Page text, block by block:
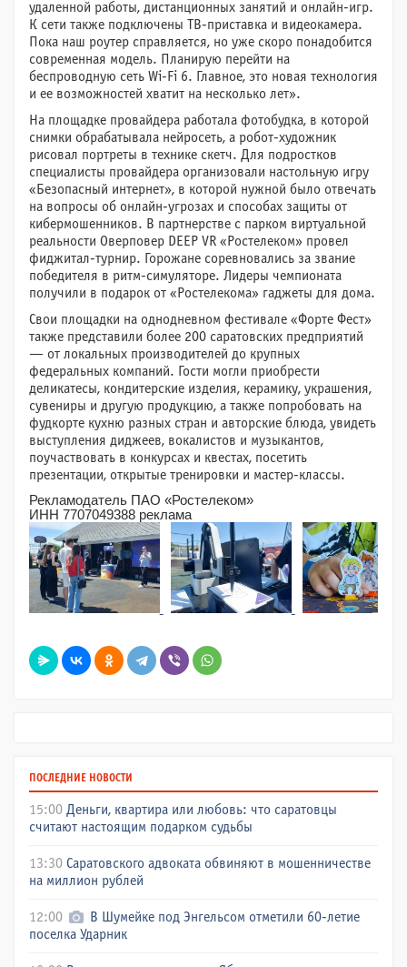
удаленной работы, дистанционных занятий и онлайн-игр.
К сети также подключены ТВ-приставка и видеокамера.
Пока наш роутер справляется, но уже скоро понадобится
современная модель. Планирую перейти на
беспроводную сеть Wi-Fi 6. Главное, это новая технология
и ее возможностей хватит на несколько лет».
На площадке провайдера работала фотобудка, в которой
снимки обрабатывала нейросеть, а робот-художник
рисовал портреты в технике скетч. Для подростков
специалисты провайдера организовали настольную игру
«Безопасный интернет», в которой нужной было отвечать
на вопросы об онлайн-угрозах и способах защиты от
кибермошенников. В партнерстве с парком виртуальной
реальности Оверповер DEEP VR «Ростелеком» провел
фиджитал-турнир. Горожане соревновались за звание
победителя в ритм-симуляторе. Лидеры чемпионата
получили в подарок от «Ростелекома» гаджеты для дома.
Свои площадки на однодневном фестивале «Форте Фест»
также представили более 200 саратовских предприятий
— от локальных производителей до крупных
федеральных компаний. Гости могли приобрести
деликатесы, кондитерские изделия, керамику, украшения,
сувениры и другую продукцию, а также попробовать на
фудкорте кухню разных стран и авторские блюда, увидеть
выступления диджеев, вокалистов и музыкантов,
поучаствовать в конкурсах и квестах, посетить
презентации, открытые тренировки и мастер-классы.
Рекламодатель ПАО «Ростелеком»
ИНН 7707049388 реклама
ПОСЛЕДНИЕ НОВОСТИ
15:00 Деньги, квартира или любовь: что саратовцы
считают настоящим подарком судьбы
13:30 Саратовского адвоката обвиняют в мошенничестве
на миллион рублей
12:00
В Шумейке под Энгельсом отметили 60-летие
поселка Ударник